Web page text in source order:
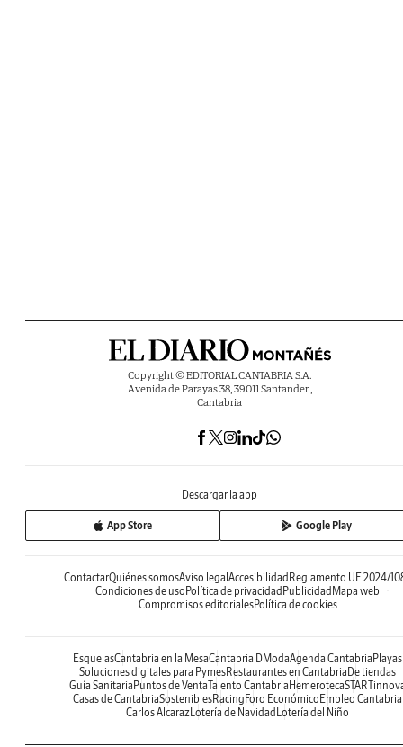
Copyright © EDITORIAL CANTABRIA S.A.
Avenida de Parayas 38, 39011 Santander ,
Cantabria
Descargar la app
App Store Google Play
ContactarQuiénes somosAviso legalAccesibilidadReglamento UE 2024/
Condiciones de usoPolítica de privacidadPublicidadMapa web
Compromisos editorialesPolítica de cookies
EsquelasCantabria en la MesaCantabria DModaAgenda CantabriaPlayas
Soluciones digitales para PymesRestaurantes en CantabriaDe tiendas
Guía SanitariaPuntos de VentaTalento CantabriaHemeroteca
Casas de CantabriaSosteniblesRacingForo EconómicoEmpleo Cantabria
Carlos AlcarazLotería de NavidadLotería del Niño